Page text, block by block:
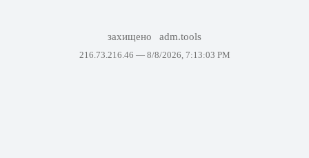
захищено adm.tools
216.73.216.46 — 8/8/2026, 7:13:03 PM